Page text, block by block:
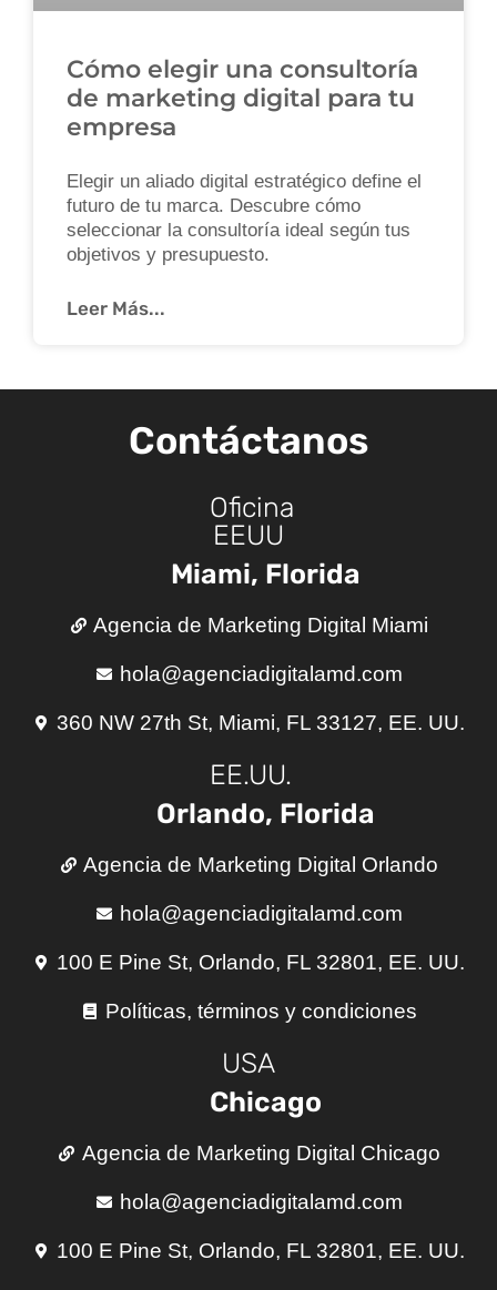
Cómo elegir una consultoría
de marketing digital para tu
empresa
Elegir un aliado digital estratégico define el
futuro de tu marca. Descubre cómo
seleccionar la consultoría ideal según tus
objetivos y presupuesto.
Leer Más...
Contáctanos
Oficina
EEUU
Miami, Florida
Agencia de Marketing Digital Miami
hola@agenciadigitalamd.com
360 NW 27th St, Miami, FL 33127, EE. UU.
EE.UU.
Orlando, Florida
Agencia de Marketing Digital Orlando
hola@agenciadigitalamd.com
100 E Pine St, Orlando, FL 32801, EE. UU.
Políticas, términos y condiciones
USA
Chicago
Agencia de Marketing Digital Chicago
hola@agenciadigitalamd.com
100 E Pine St, Orlando, FL 32801, EE. UU.